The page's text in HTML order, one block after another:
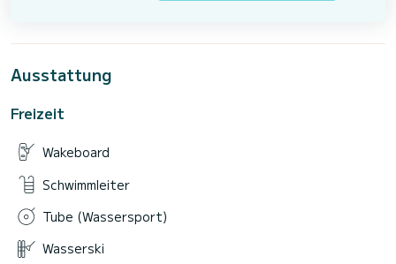
Ausstattung
Freizeit
Wakeboard
Schwimmleiter
Tube (Wassersport)
Wasserski